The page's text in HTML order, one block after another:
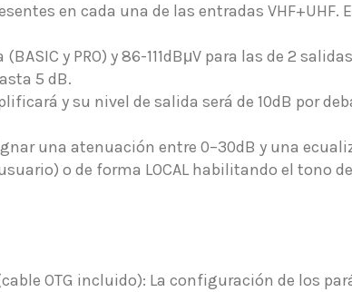
en cada una de las entradas VHF+UHF.
y PRO) y 86-111dBμV para las de 2 salidas
5 dB.
y su nivel de salida será de 10dB por
una atenuación entre 0–30dB y una
o de forma LOCAL habilitando el tono
OTG incluido): La configuración de los